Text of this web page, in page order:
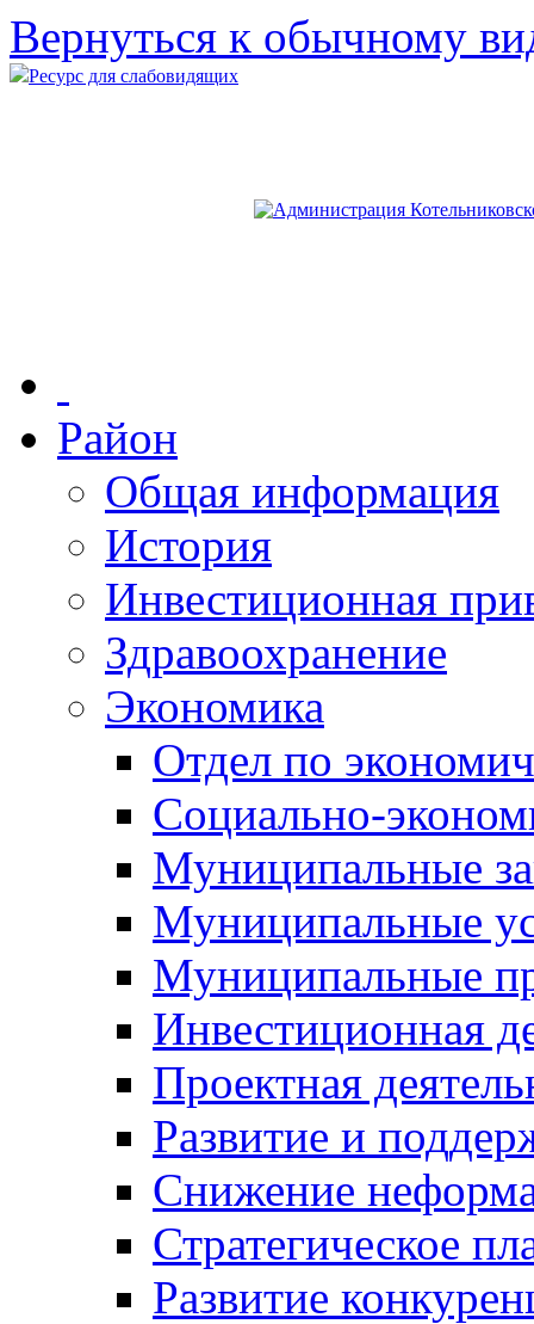
Вернуться к обычному
Ресурс для слабовидящих
Район
Общая информация
История
Инвестиционная
Здравоохранение
Экономика
Отдел по
Социально-
Муниципальные
Муниципальные
Муниципальные
Инвестиционная
Проектная
Развитие и
Снижение
Стратегическое
Развитие